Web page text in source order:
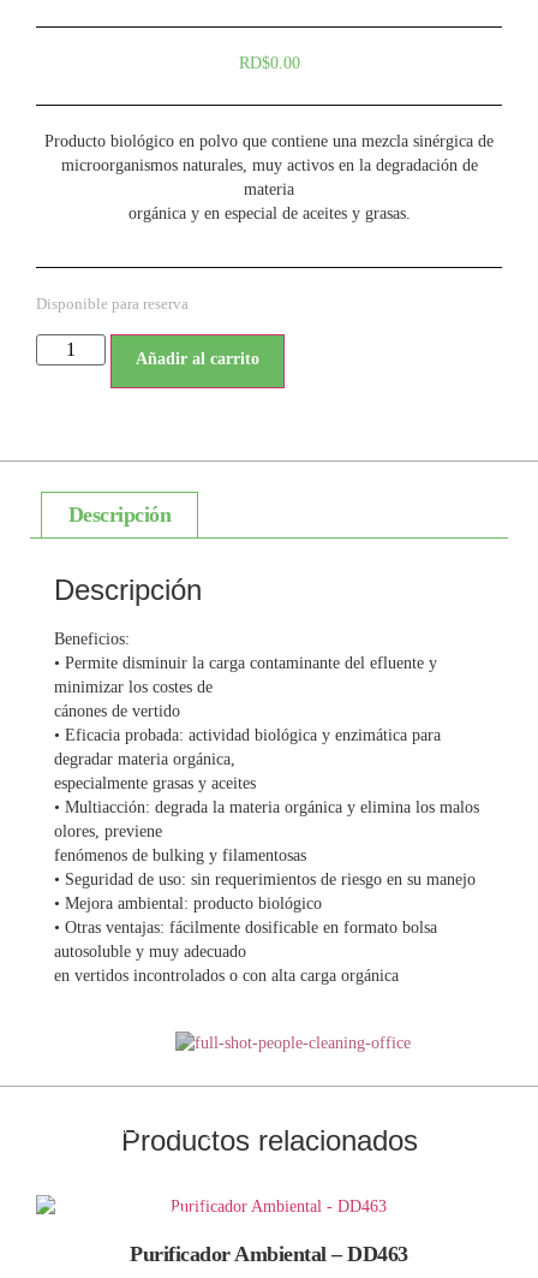
RD$0.00
Producto biológico en polvo que contiene una mezcla sinérgica de
microorganismos naturales, muy activos en la degradación de
materia
orgánica y en especial de aceites y grasas.
Disponible para reserva
Añadir al carrito
Descripción
Descripción
Beneficios:
• Permite disminuir la carga contaminante del efluente y
minimizar los costes de
cánones de vertido
• Eficacia probada: actividad biológica y enzimática para
degradar materia orgánica,
especialmente grasas y aceites
• Multiacción: degrada la materia orgánica y elimina los malos
olores, previene
fenómenos de bulking y filamentosas
• Seguridad de uso: sin requerimientos de riesgo en su manejo
• Mejora ambiental: producto biológico
• Otras ventajas: fácilmente dosificable en formato bolsa
autosoluble y muy adecuado
en vertidos incontrolados o con alta carga orgánica
tus envases y
disfruta
descuentos!
Productos relacionados
Purificador Ambiental – DD463